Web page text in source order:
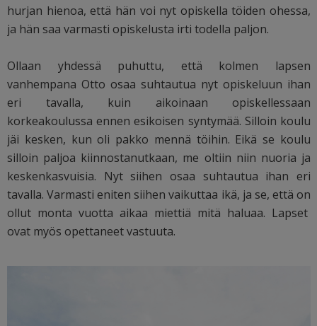
hurjan hienoa, että hän voi nyt opiskella töiden ohessa,
ja hän saa varmasti opiskelusta irti todella paljon.
Ollaan yhdessä puhuttu, että kolmen lapsen
vanhempana Otto osaa suhtautua nyt opiskeluun ihan
eri tavalla, kuin aikoinaan opiskellessaan
korkeakoulussa ennen esikoisen syntymää. Silloin koulu
jäi kesken, kun oli pakko mennä töihin. Eikä se koulu
silloin paljoa kiinnostanutkaan, me oltiin niin nuoria ja
keskenkasvuisia. Nyt siihen osaa suhtautua ihan eri
tavalla. Varmasti eniten siihen vaikuttaa ikä, ja se, että on
ollut monta vuotta aikaa miettiä mitä haluaa. Lapset
ovat myös opettaneet vastuuta.